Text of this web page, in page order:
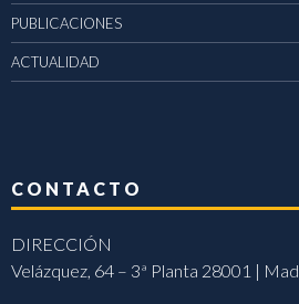
PUBLICACIONES
ACTUALIDAD
CONTACTO
DIRECCIÓN
Velázquez, 64 – 3ª Planta 28001 |